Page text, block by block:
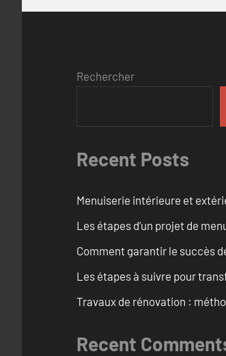
Rechercher
Recent Posts
Menuiserie intérieure et
Les étapes d’un projet de
Comment garantir le succès
Les étapes à suivre pour
Travaux de rénovation :
Recent